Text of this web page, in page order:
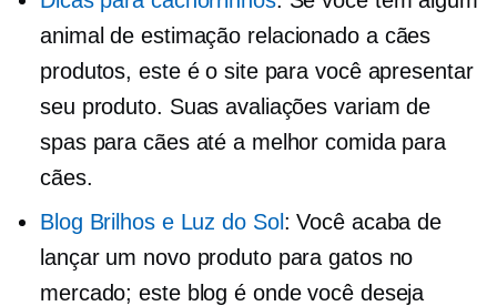
animal de estimação relacionado a cães
produtos, este é o site para você apresentar
seu produto. Suas avaliações variam de
spas para cães até a melhor comida para
cães.
Blog Brilhos e Luz do Sol : Você acaba de
lançar um novo produto para gatos no
mercado; este blog é onde você deseja